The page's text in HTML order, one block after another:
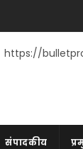
https://
संपादकीय